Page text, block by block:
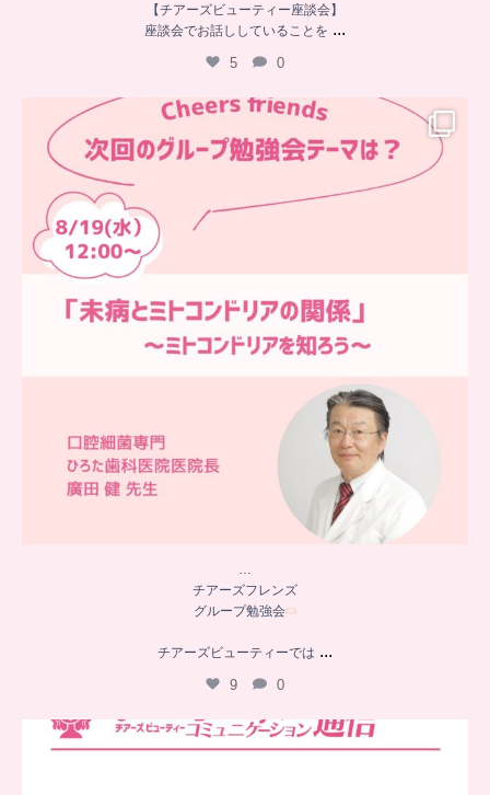
【チアーズビューティー座談会】
座談会でお話ししていることを ...
5 0
…
グループ勉強会
チアーズフレンズ
グループ勉強会
チアーズビューティーでは ...
9 0
..